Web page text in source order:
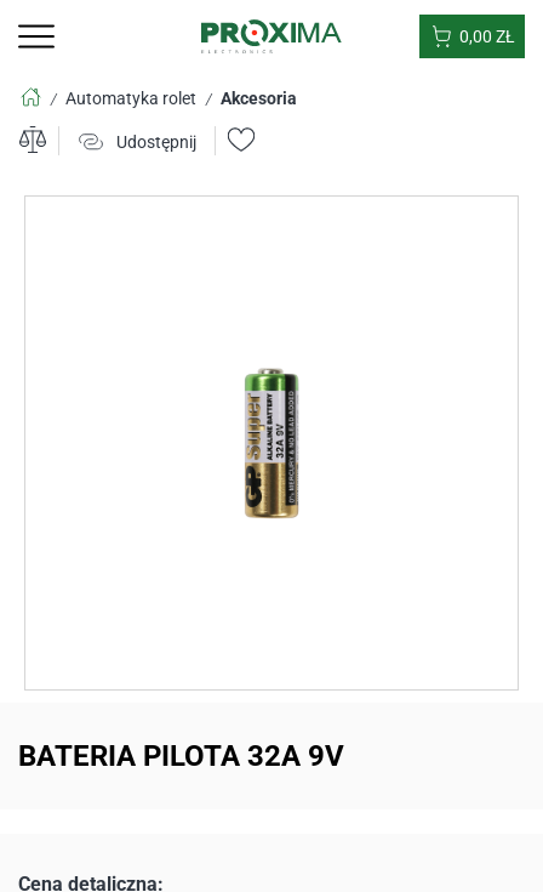
0,00 ZŁ
/ Automatyka rolet / Akcesoria
Udostępnij
BATERIA PILOTA 32A 9V